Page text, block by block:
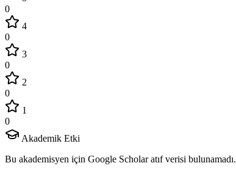
0
4
0
3
0
2
0
1
0
Akademik Etki
Bu akademisyen için Google Scholar atıf verisi bulunamadı.